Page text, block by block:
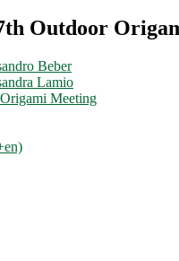
Outdoor
Beber
Lamio
Meeting